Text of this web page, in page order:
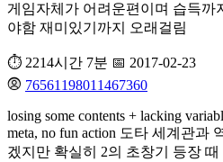
게임자체가 어려운편이며 습득까
야함 재미있기까지 오래걸림
⏱️ 2214시간 7분 📅 2017-02-23
76561198011467360
losing some contents + lacking
meta, no fun action 도타 세계관과
겠지만 확실히 2의 초창기 등장